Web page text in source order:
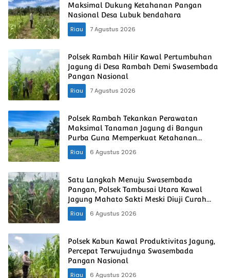
Maksimal Dukung Ketahanan Pangan
Nasional Desa Lubuk bendahara
Riau
7 Agustus 2026
Polsek Rambah Hilir Kawal Pertumbuhan
Jagung di Desa Rambah Demi Swasembada
Pangan Nasional
Riau
7 Agustus 2026
Polsek Rambah Tekankan Perawatan
Maksimal Tanaman Jagung di Bangun
Purba Guna Memperkuat Ketahanan
Pangan Nasional
Riau 6 Agustus 2026
Satu Langkah Menuju Swasembada
Pangan, Polsek Tambusai Utara Kawal
Jagung Mahato Sakti Meski Diuji Curah
Hujan
Riau 6 Agustus 2026
Polsek Kabun Kawal Produktivitas Jagung,
Percepat Terwujudnya Swasembada
Pangan Nasional
Riau
6 Agustus 2026